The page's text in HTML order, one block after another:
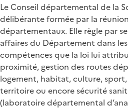
Le Conseil départemental de la
délibérante formée par la
départementaux. Elle règle par
affaires du Département dans
compétences que la loi lui
proximité, gestion des routes
logement, habitat, culture,
territoire ou encore sécurité
(laboratoire départemental